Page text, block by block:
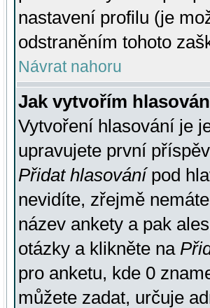
nastavení profilu (je
odstraněním tohoto
Návrat nahoru
Jak vytvořím
Vytvoření hlasování je
upravujete první
Přidat hlasovánípod
nevidíte, zřejmě
název ankety a pak
otázky a klikněte na
pro anketu, kde 0
můžete zadat, určuje